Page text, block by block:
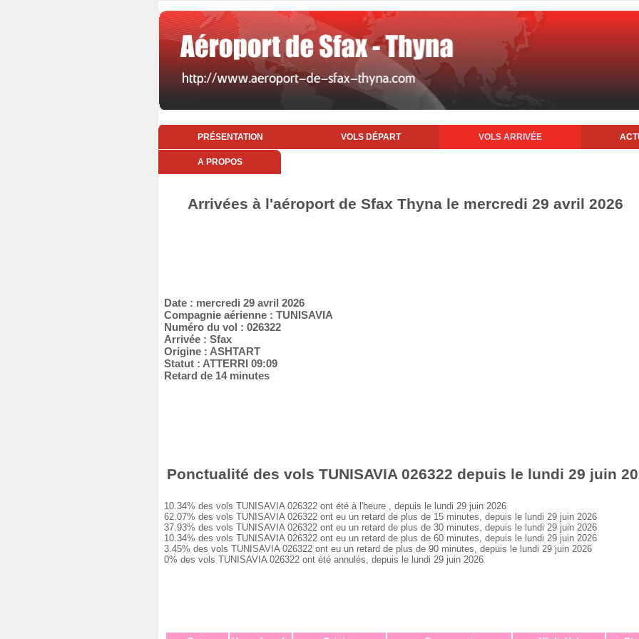
PRÉSENTATION VOLS DÉPART VOLS ARRIVÉE
A PROPOS
Arrivées à l'aéroport de Sfax Thyna le mercredi 29 avril 2026
Date : mercredi 29 avril 2026
Compagnie aérienne : TUNISAVIA
Numéro du vol : 026322
Arrivée : Sfax
Origine : ASHTART
Statut : ATTERRI 09:09
Retard de 14 minutes
Ponctualité des vols TUNISAVIA 026322 depuis le lundi 29 juin
10.34% des vols TUNISAVIA 026322 ont été à l'heure , depuis le lundi 29 juin 2026
62.07% des vols TUNISAVIA 026322 ont eu un retard de plus de 15 minutes, depuis le lundi 29 juin 2026
37.93% des vols TUNISAVIA 026322 ont eu un retard de plus de 30 minutes, depuis le lundi 29 juin 2026
10.34% des vols TUNISAVIA 026322 ont eu un retard de plus de 60 minutes, depuis le lundi 29 juin 2026
3.45% des vols TUNISAVIA 026322 ont eu un retard de plus de 90 minutes, depuis le lundi 29 juin 2026
0% des vols TUNISAVIA 026322 ont été annulés, depuis le lundi 29 juin 2026